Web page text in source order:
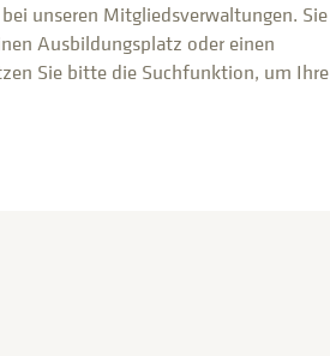
unseren Mitgliedsverwaltungen. Sie
Ausbildungsplatz oder einen
Sie bitte die Suchfunktion, um Ihre